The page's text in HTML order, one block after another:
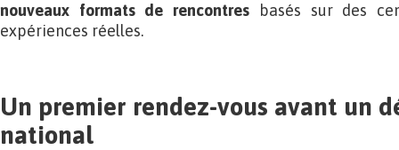
nouveaux formats de rencontres basés sur des
expériences réelles.
Un premier rendez-vous avant un
national